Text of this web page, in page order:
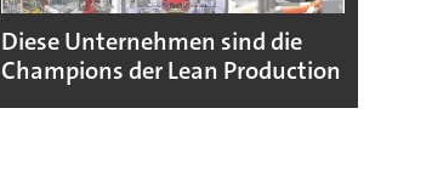
Diese Unternehmen sind die
Champions der Lean Production